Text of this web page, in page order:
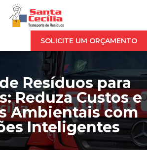
SOLICITE UM ORÇAMENTO
Resíduos para
Reduza Custos e
Ambientais com
Inteligentes